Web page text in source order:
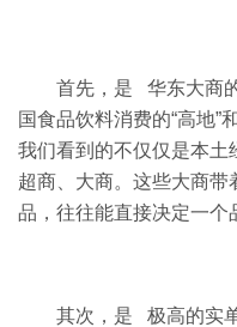
首先，是 华东大商
国食品饮料消费的“高地”
我们看到的不仅仅是本土
超商、大商。这些大商
品，往往能直接决定一个
其次，是 极高的实